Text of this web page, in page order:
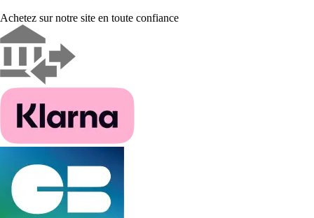
Achetez sur notre site en toute confiance